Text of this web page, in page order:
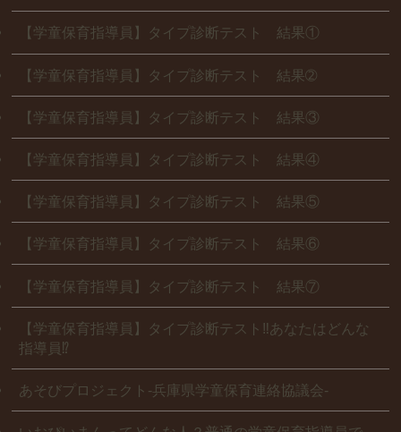
【学童保育指導員】タイプ診断テスト 結果①
【学童保育指導員】タイプ診断テスト 結果➁
【学童保育指導員】タイプ診断テスト 結果③
【学童保育指導員】タイプ診断テスト 結果④
【学童保育指導員】タイプ診断テスト 結果⑤
【学童保育指導員】タイプ診断テスト 結果⑥
【学童保育指導員】タイプ診断テスト 結果⑦
【学童保育指導員】タイプ診断テスト‼あなたはどんな
指導員⁉
あそびプロジェクト-兵庫県学童保育連絡協議会-